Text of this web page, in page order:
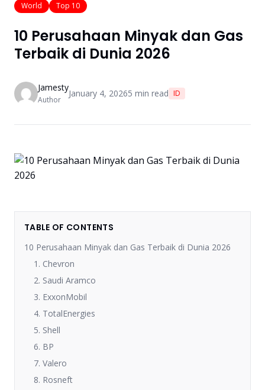
World Top 10
10 Perusahaan Minyak dan Gas
Terbaik di Dunia 2026
Jamesty
Author
January 4, 20265 min read ID
TABLE OF CONTENTS
10 Perusahaan Minyak dan Gas Terbaik di Dunia 2026
1. Chevron
2. Saudi Aramco
3. ExxonMobil
4. TotalEnergies
5. Shell
6. BP
7. Valero
8. Rosneft